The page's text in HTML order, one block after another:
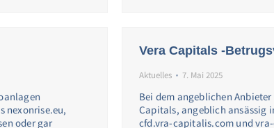
nexonrise.eu,
oder gar
Vera Capitals -
Aktuelles 7. Mai 2025
Bei dem angeblichen
Capitals, angeblich ansässig
cfd.vra-capitalis.com und